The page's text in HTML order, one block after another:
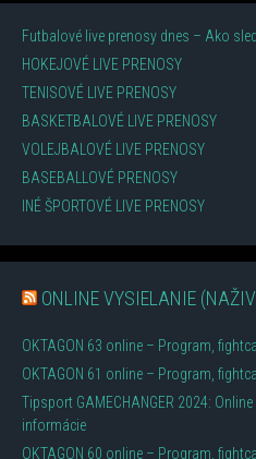
Futbalové live prenosy dnes – Ako
HOKEJOVÉ LIVE PRENOSY
TENISOVÉ LIVE PRENOSY
BASKETBALOVÉ LIVE PRENOSY
VOLEJBALOVÉ LIVE PRENOSY
BASEBALLOVÉ PRENOSY
INÉ ŠPORTOVÉ LIVE PRENOSY
ONLINE VYSIELANIE
OKTAGON 63 online – Program,
OKTAGON 61 online – Program,
Tipsport GAMECHANGER 2024:
informácie
OKTAGON 60 online – Program,